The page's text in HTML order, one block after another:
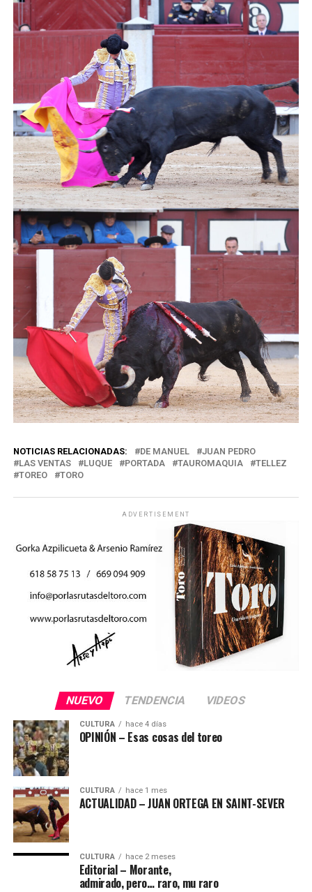
NOTICIAS RELACIONADAS: DE MANUEL
JUAN PEDRO
LAS VENTAS
LUQUE PORTADA TAUROMAQUIA
TELLEZ
TOREO
TORO
ADVERTISEMENT
NUEVO TENDENCIA VIDEOS
CULTURA hace 4 días
OPINIÓN – Esas cosas del toreo
CULTURA hace 1 mes
ACTUALIDAD – JUAN ORTEGA EN SAINT-SEVER
CULTURA hace 2 meses
Editorial – Morante,
admirado, pero… raro, mu raro